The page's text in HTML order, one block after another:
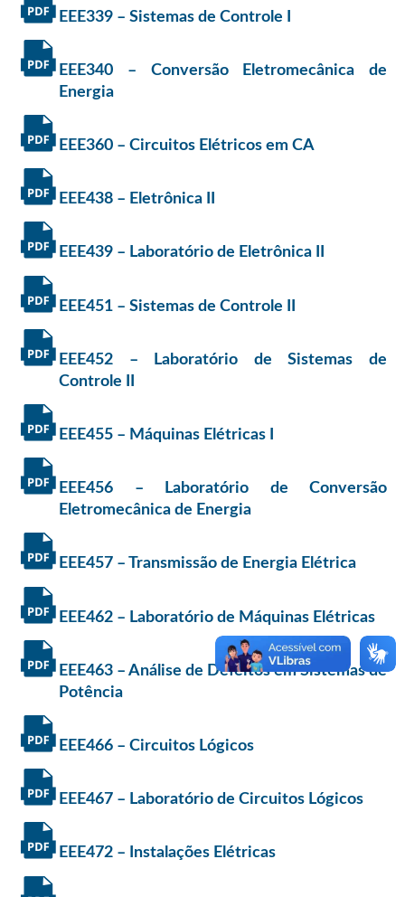
EEE339 – Sistemas de Controle I
EEE340 – Conversão Eletromecânica de
Energia
EEE360 – Circuitos Elétricos em CA
EEE438 – Eletrônica II
EEE439 – Laboratório de Eletrônica II
EEE451 – Sistemas de Controle II
EEE452 – Laboratório de Sistemas de
Controle II
EEE455 – Máquinas Elétricas I
EEE456 – Laboratório de Conversão
Eletromecânica de Energia
EEE457 – Transmissão de Energia Elétrica
EEE462 – Laboratório de Máquinas Elétricas
EEE463 – Análise de Defeitos em Sistemas de
Potência
EEE466 – Circuitos Lógicos
EEE467 – Laboratório de Circuitos Lógicos
EEE472 – Instalações Elétricas